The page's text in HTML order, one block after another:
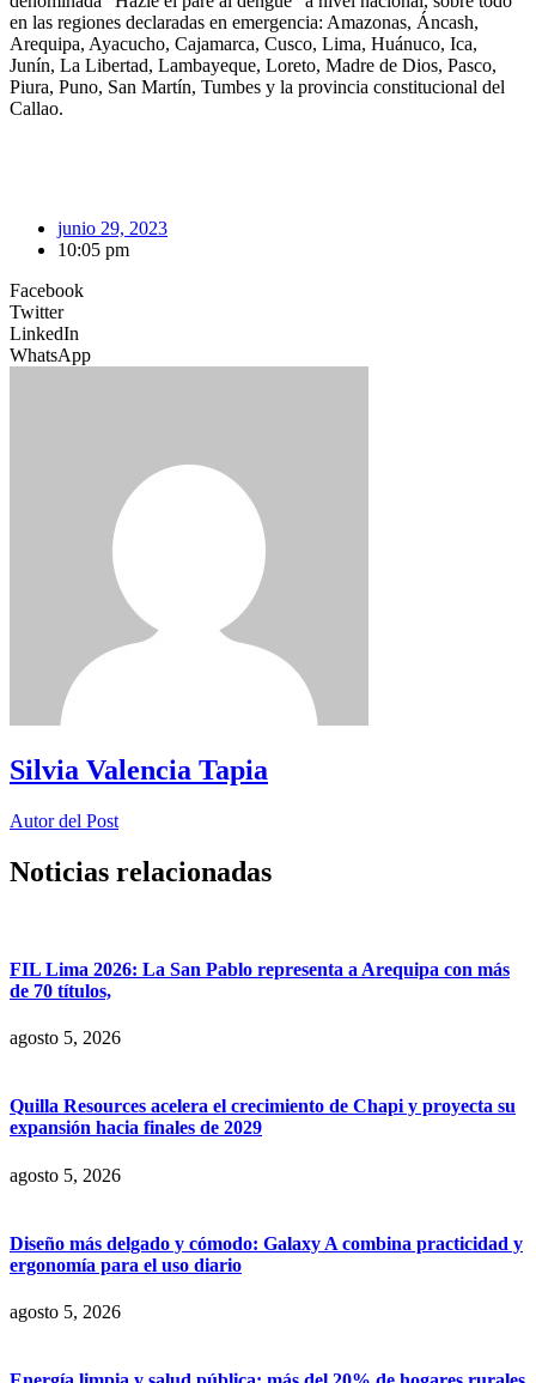
en las regiones declaradas en emergencia: Amazonas, Áncash,
Arequipa, Ayacucho, Cajamarca, Cusco, Lima, Huánuco, Ica,
Junín, La Libertad, Lambayeque, Loreto, Madre de Dios, Pasco,
Piura, Puno, San Martín, Tumbes y la provincia constitucional del
Callao.
junio 29, 2023
10:05 pm
Facebook
Twitter
LinkedIn
WhatsApp
Silvia Valencia Tapia
Autor del Post
Noticias relacionadas
FIL Lima 2026: La San Pablo representa a Arequipa con más
de 70 títulos,
agosto 5, 2026
Quilla Resources acelera el crecimiento de Chapi y proyecta su
expansión hacia finales de 2029
agosto 5, 2026
Diseño más delgado y cómodo: Galaxy A combina practicidad y
ergonomía para el uso diario
agosto 5, 2026